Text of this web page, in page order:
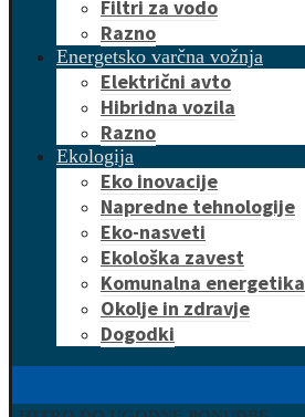
Filtri za vodo
Razno
Energetsko varčna vožnja
Električni avto
Hibridna vozila
Razno
Ekologija
Eko inovacije
Napredne tehnologije
Eko-nasveti
Ekološka zavest
Komunalna energetika
Okolje in zdravje
Dogodki